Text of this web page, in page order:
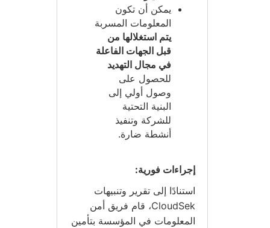
يمكن أن تكون
المعلومات المسربة
يتم استغلالها من
قبل الجهات الفاعلة
في مجال التهديد
للحصول على
وصول أولي إلى
البنية التحتية
للشركة وتنفيذ
أنشطة ضارة.
إجراءات فورية:
استنادًا إلى تقرير وتنبيهات
CloudSek، قام فريق أمن
المعلومات في المؤسسة بتأمين